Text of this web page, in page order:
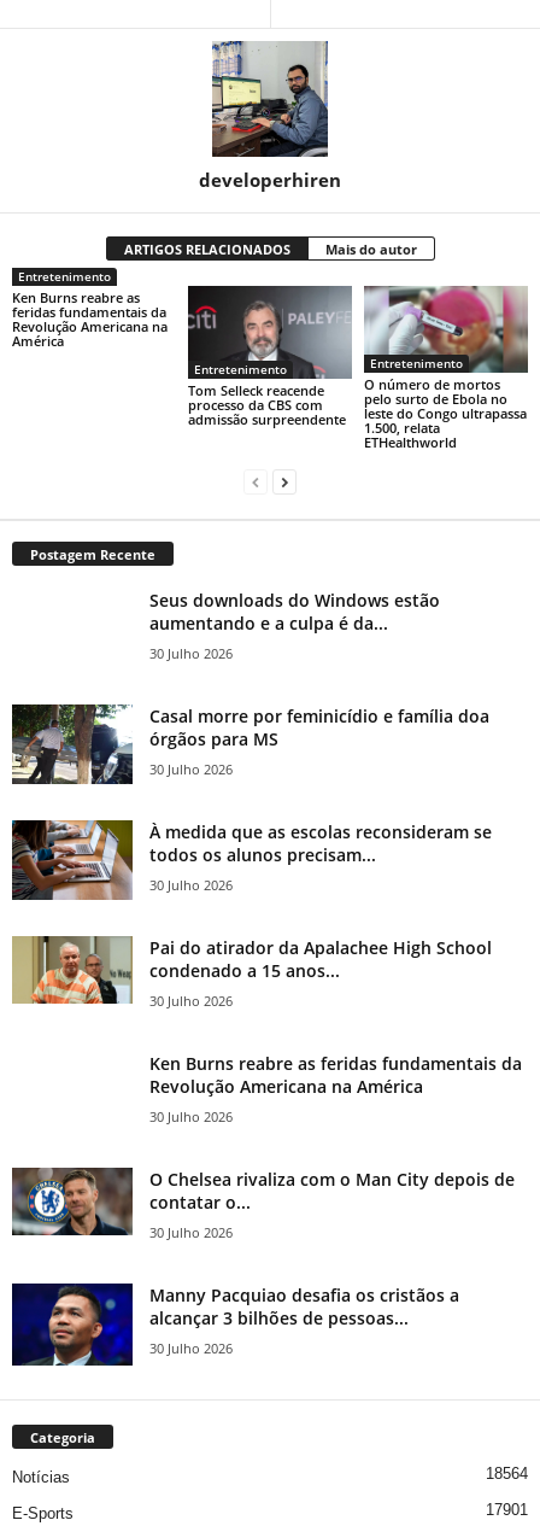
developerhiren
ARTIGOS RELACIONADOS Mais do autor
Entretenimento
Ken Burns reabre as
feridas fundamentais da
Revolução Americana na
América
Entretenimento
Tom Selleck reacende
processo da CBS com
admissão surpreendente
Entretenimento
O número de mortos
pelo surto de Ebola no
leste do Congo ultrapassa
1.500, relata
ETHealthworld
Postagem Recente
Seus downloads do Windows estão
aumentando e a culpa é da...
30 Julho 2026
Casal morre por feminicídio e família doa
órgãos para MS
30 Julho 2026
À medida que as escolas reconsideram se
todos os alunos precisam...
30 Julho 2026
Pai do atirador da Apalachee High School
condenado a 15 anos...
30 Julho 2026
Ken Burns reabre as feridas fundamentais da
Revolução Americana na América
30 Julho 2026
O Chelsea rivaliza com o Man City depois de
contatar o...
30 Julho 2026
Manny Pacquiao desafia os cristãos a
alcançar 3 bilhões de pessoas...
30 Julho 2026
Categoria
Notícias 18564
E-Sports 17901